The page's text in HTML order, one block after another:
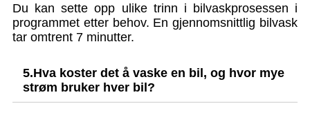
Du kan sette opp ulike trinn i bilvaskprosessen i
programmet etter behov. En gjennomsnittlig bilvask
tar omtrent 7 minutter.
5.Hva koster det å vaske en bil, og hvor mye
strøm bruker hver bil?